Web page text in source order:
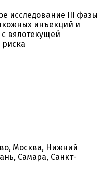
исследование III фазы
инъекций и
вялотекущей
Москва, Нижний
Самара, Санкт-